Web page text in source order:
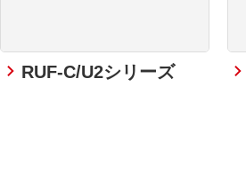
RUF-C/U2シリーズ